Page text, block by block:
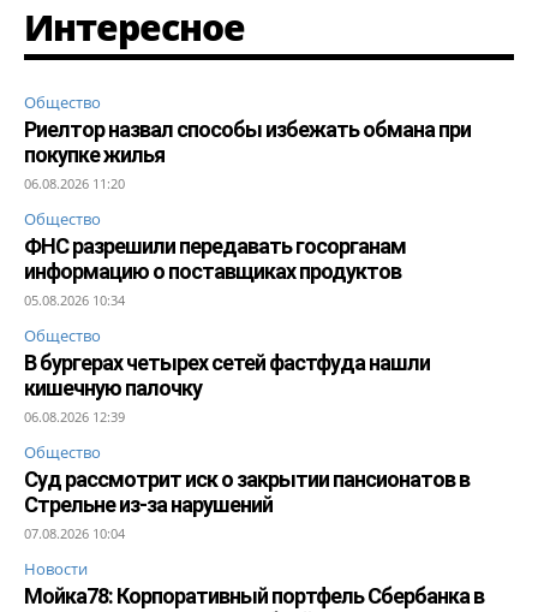
Интересное
Общество
Риелтор назвал способы избежать обмана при
покупке жилья
06.08.2026 11:20
Общество
ФНС разрешили передавать госорганам
информацию о поставщиках продуктов
05.08.2026 10:34
Общество
В бургерах четырех сетей фастфуда нашли
кишечную палочку
06.08.2026 12:39
Общество
Суд рассмотрит иск о закрытии пансионатов в
Стрельне из-за нарушений
07.08.2026 10:04
Новости
Мойка78: Корпоративный портфель Сбербанка в